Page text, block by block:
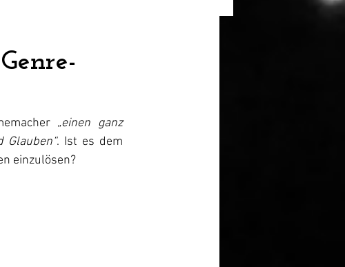
„einen ganz
. Ist es dem
einzulösen?